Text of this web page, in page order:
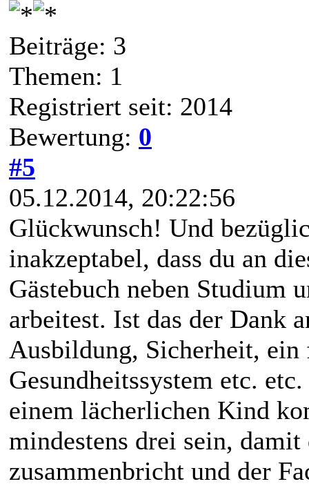
Beiträge: 3
Themen: 1
Registriert seit: 2014
Bewertung: 0
#5
05.12.2014, 20:22:56
Glückwunsch! Und
inakzeptabel, dass du an
Gästebuch neben Studium
arbeitest. Ist das der Dank
Ausbildung, Sicherheit, ein
Gesundheitssystem etc.
einem lächerlichen Kind
mindestens drei sein,
zusammenbricht und der